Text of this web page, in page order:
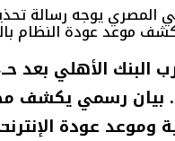
المصري يوجه رسالة
موعد عودة النظام
الأهلي بعد
رسمي يكشف
وموعد عودة